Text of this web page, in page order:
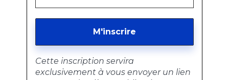
Cette inscription servira
exclusivement à vous envoyer un lien